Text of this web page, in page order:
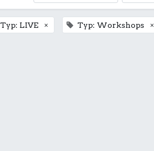
Typ: LIVE × Typ: Workshops ×